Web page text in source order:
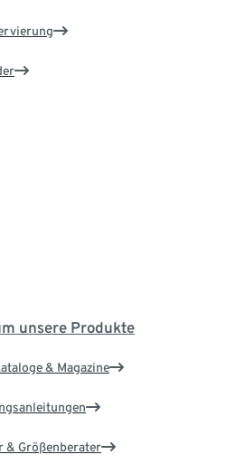
unsere Produkte
& Magazine
& Größenberater